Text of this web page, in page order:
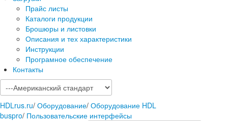
Прайс листы
Каталоги продукции
Брошюры и листовки
Описания и тех характеристики
Инструкции
Програмное обеспечение
Контакты
HDLrus.ru/ Оборудование/ Оборудование HDL
buspro/ Пользовательские интерфейсы